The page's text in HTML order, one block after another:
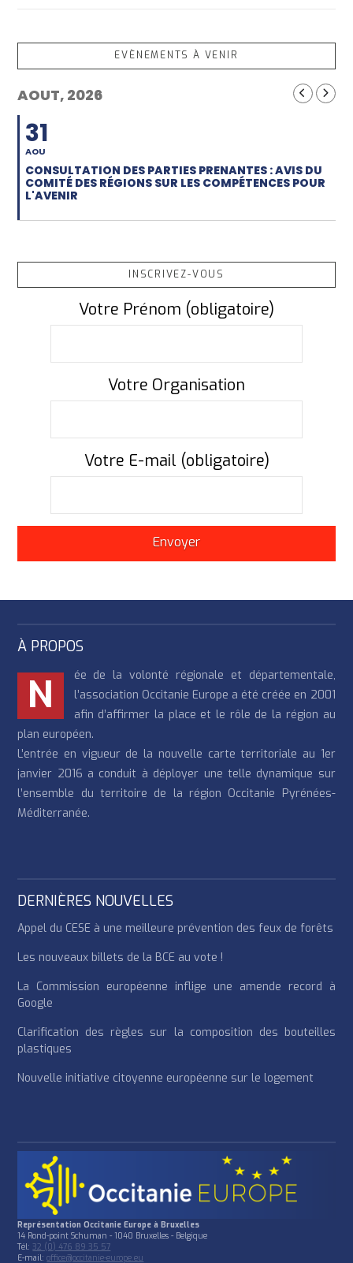
EVÈNEMENTS À VENIR
AOUT, 2026
31
AOU
CONSULTATION DES PARTIES PRENANTES : AVIS DU
COMITÉ DES RÉGIONS SUR LES COMPÉTENCES POUR
L'AVENIR
INSCRIVEZ-VOUS
Votre Prénom (obligatoire)
Votre Organisation
Votre E-mail (obligatoire)
À PROPOS
N
ée de la volonté régionale et départementale,
l’association Occitanie Europe a été créée en 2001
afin d’affirmer la place et le rôle de la région au
plan européen.
L’entrée en vigueur de la nouvelle carte territoriale au 1er
janvier 2016 a conduit à déployer une telle dynamique sur
l’ensemble du territoire de la région Occitanie Pyrénées-
Méditerranée.
DERNIÈRES NOUVELLES
Appel du CESE à une meilleure prévention des feux de forêts
Les nouveaux billets de la BCE au vote !
La Commission européenne inflige une amende record à
Google
Clarification des règles sur la composition des bouteilles
plastiques
Nouvelle initiative citoyenne européenne sur le logement
Représentation Occitanie Europe à Bruxelles
14 Rond-point Schuman - 1040 Bruxelles - Belgique
Tél:32 (0) 476 89 35 57
E-mail:office@occitanie-europe.eu